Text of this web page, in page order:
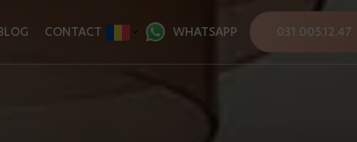
CONTACT WHATSAPP 031.005.12.47